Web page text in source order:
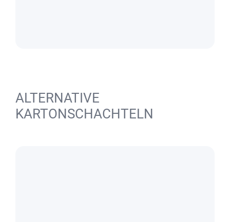
ALTERNATIVE
KARTONSCHACHTELN